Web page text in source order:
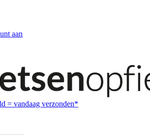
aan
= vandaag verzonden*